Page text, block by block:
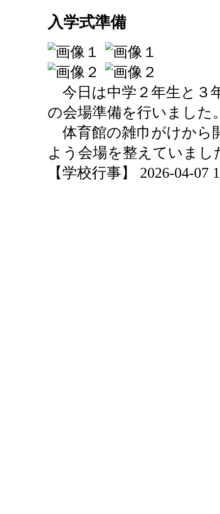
入学式準備
今日は中学２年生と３
の会場準備を行いました
体育館の雑巾がけから
よう会場を整えていまし
【学校行事】 2026-04-07